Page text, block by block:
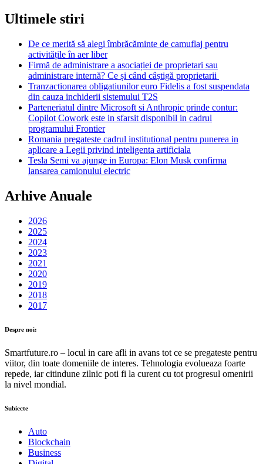
Ultimele stiri
De ce merită să alegi îmbrăcăminte de camuflaj pentru
activitățile în aer liber
Firmă de administrare a asociației de proprietari sau
administrare internă? Ce și când câștigă proprietarii
Tranzactionarea obligatiunilor euro Fidelis a fost suspendata
din cauza inchiderii sistemului T2S
Parteneriatul dintre Microsoft si Anthropic prinde contur:
Copilot Cowork este in sfarsit disponibil in cadrul
programului Frontier
Romania pregateste cadrul institutional pentru punerea in
aplicare a Legii privind inteligenta artificiala
Tesla Semi va ajunge in Europa: Elon Musk confirma
lansarea camionului electric
Arhive Anuale
2026
2025
2024
2023
2021
2020
2019
2018
2017
Despre noi:
Smartfuture.ro – locul in care afli in avans tot ce se pregateste pentru
viitor, din toate domeniile de interes. Tehnologia evolueaza foarte
repede, iar citindune zilnic poti fi la curent cu tot progresul omenirii
la nivel mondial.
Subiecte
Auto
Blockchain
Business